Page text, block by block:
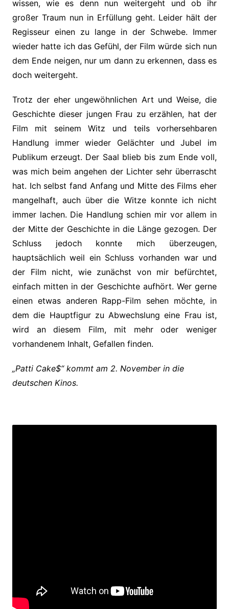
wissen, wie es denn nun weitergeht und ob ihr
großer Traum nun in Erfüllung geht. Leider hält der
Regisseur einen zu lange in der Schwebe. Immer
wieder hatte ich das Gefühl, der Film würde sich nun
dem Ende neigen, nur um dann zu erkennen, dass es
doch weitergeht.
Trotz der eher ungewöhnlichen Art und Weise, die
Geschichte dieser jungen Frau zu erzählen, hat der
Film mit seinem Witz und teils vorhersehbaren
Handlung immer wieder Gelächter und Jubel im
Publikum erzeugt. Der Saal blieb bis zum Ende voll,
was mich beim angehen der Lichter sehr überrascht
hat. Ich selbst fand Anfang und Mitte des Films eher
mangelhaft, auch über die Witze konnte ich nicht
immer lachen. Die Handlung schien mir vor allem in
der Mitte der Geschichte in die Länge gezogen. Der
Schluss jedoch konnte mich überzeugen,
hauptsächlich weil ein Schluss vorhanden war und
der Film nicht, wie zunächst von mir befürchtet,
einfach mitten in der Geschichte aufhört. Wer gerne
einen etwas anderen Rapp-Film sehen möchte, in
dem die Hauptfigur zu Abwechslung eine Frau ist,
wird an diesem Film, mit mehr oder weniger
vorhandenem Inhalt, Gefallen finden.
„Patti Cake$“ kommt am 2. November in die
deutschen Kinos.